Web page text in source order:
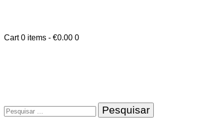
Cart 0 items - €0.00 0
Pesquisar
por: